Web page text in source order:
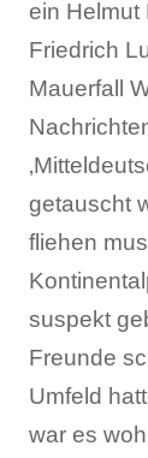
ein Helmut
Friedrich
Mauerfall
getauscht
fliehen
suspekt
Freunde
Umfeld
war es